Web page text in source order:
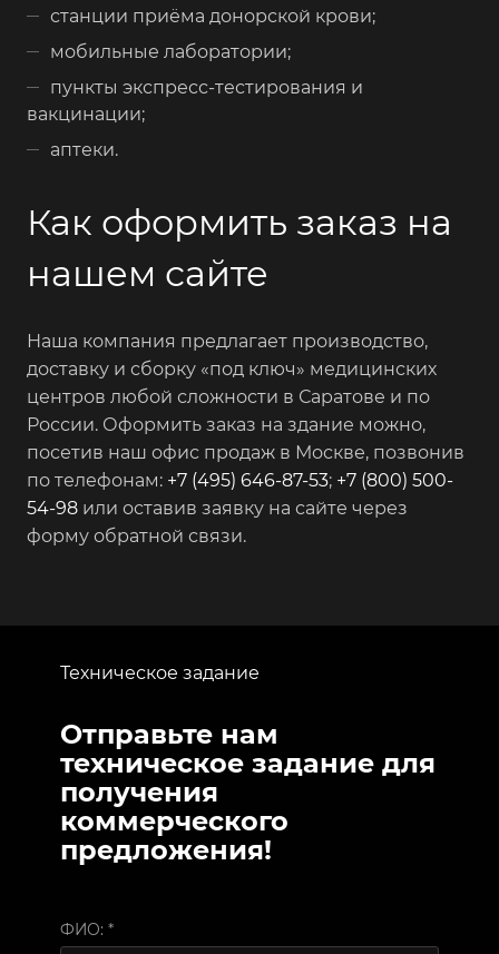
станции приёма донорской крови;
мобильные лаборатории;
пункты экспресс-тестирования и
вакцинации;
аптеки.
Как оформить заказ на
нашем сайте
Наша компания предлагает производство,
доставку и сборку «под ключ» медицинских
центров любой сложности в Саратове и по
России. Оформить заказ на здание можно,
посетив наш офис продаж в Москве, позвонив
по телефонам: +7 (495) 646-87-53; +7 (800) 500-
54-98 или оставив заявку на сайте через
форму обратной связи.
Техническое задание
Отправьте нам
техническое задание для
получения
коммерческого
предложения!
ФИО: *